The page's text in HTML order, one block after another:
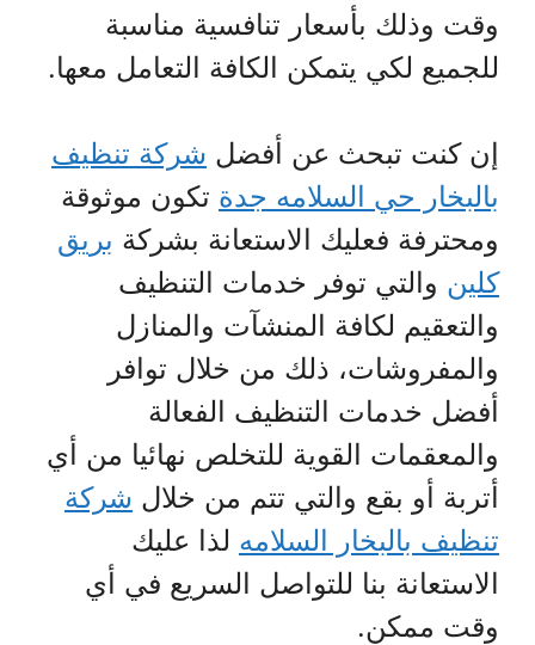
وقت وذلك بأسعار تنافسية مناسبة
للجميع لكي يتمكن الكافة التعامل معها.
إن كنت تبحث عن أفضل شركة تنظيف
بالبخار حي السلامه جدة تكون موثوقة
ومحترفة فعليك الاستعانة بشركة بريق
كلين والتي توفر خدمات التنظيف
والتعقيم لكافة المنشآت والمنازل
والمفروشات، ذلك من خلال توافر
أفضل خدمات التنظيف الفعالة
والمعقمات القوية للتخلص نهائيا من أي
أتربة أو بقع والتي تتم من خلال شركة
تنظيف بالبخار السلامه لذا عليك
الاستعانة بنا للتواصل السريع في أي
وقت ممكن.